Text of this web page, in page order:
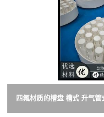
四氟材质的槽盘 槽式 升气
家